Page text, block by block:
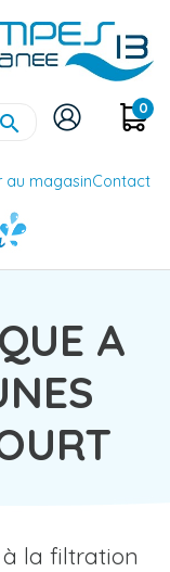

0
au magasinContact
A
à la filtration